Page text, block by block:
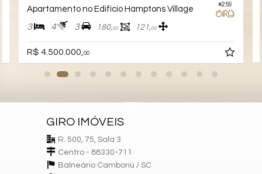
Coworking
#259
Apartamento no Edifício Hamptons Village
3 4 3 180,00 121,00
R$ 4.500.000,00
GIRO IMÓVEIS
R. 500, 75, Sala 3
Centro - 88330-711
Balneário Camboriú / SC